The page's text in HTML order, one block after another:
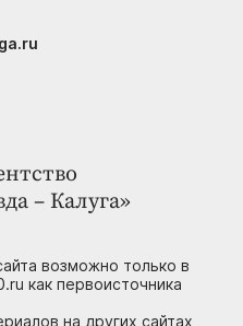
– Калуга»
возможно только в
как первоисточника
на других сайтах